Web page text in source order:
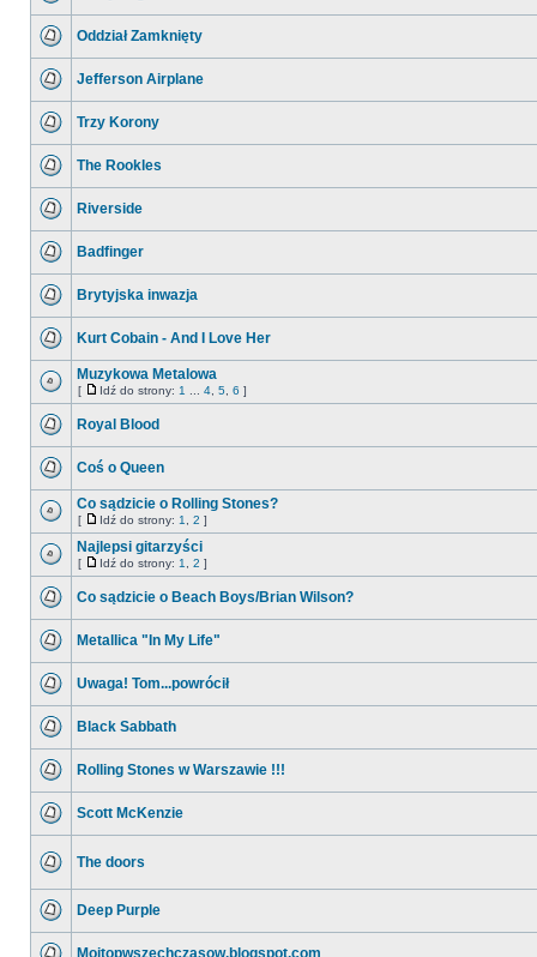
Oddział Zamknięty
Jefferson Airplane
Trzy Korony
The Rookles
Riverside
Badfinger
Brytyjska inwazja
Kurt Cobain - And I Love Her
Muzykowa Metalowa
[ Idź do strony: 1 4 5 6 ]
Royal Blood
Coś o Queen
Co sądzicie o Rolling Stones?
[ Idź do strony: 1 2 ]
Najlepsi gitarzyści
[ Idź do strony: 1 2 ]
Co sądzicie o Beach Boys/Brian Wilson?
Metallica "In My Life"
Uwaga! Tom...powrócił
Black Sabbath
Rolling Stones w Warszawie !!!
Scott McKenzie
The doors
Deep Purple
Mojtopwszechczasow.blogspot.com